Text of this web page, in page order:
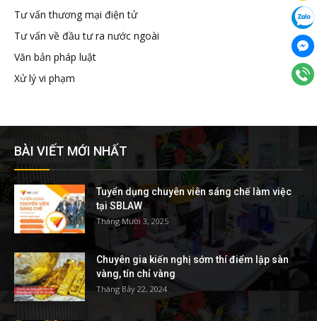
Tư vấn thương mại điện tử
Tư vấn về đầu tư ra nước ngoài
Văn bản pháp luật
Xử lý vi phạm
BÀI VIẾT MỚI NHẤT
Tuyển dụng chuyên viên sáng chế làm việc
tại SBLAW
Tháng Mười 3, 2025
Chuyên gia kiến nghị sớm thí điểm lập sàn
vàng, tín chỉ vàng
Tháng Bảy 22, 2024